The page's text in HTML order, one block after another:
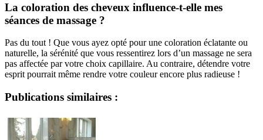
La coloration des cheveux influence-t-elle mes
séances de massage ?
Pas du tout ! Que vous ayez opté pour une coloration éclatante ou
naturelle, la sérénité que vous ressentirez lors d’un massage ne sera
pas affectée par votre choix capillaire. Au contraire, détendre votre
esprit pourrait même rendre votre couleur encore plus radieuse !
Publications similaires :